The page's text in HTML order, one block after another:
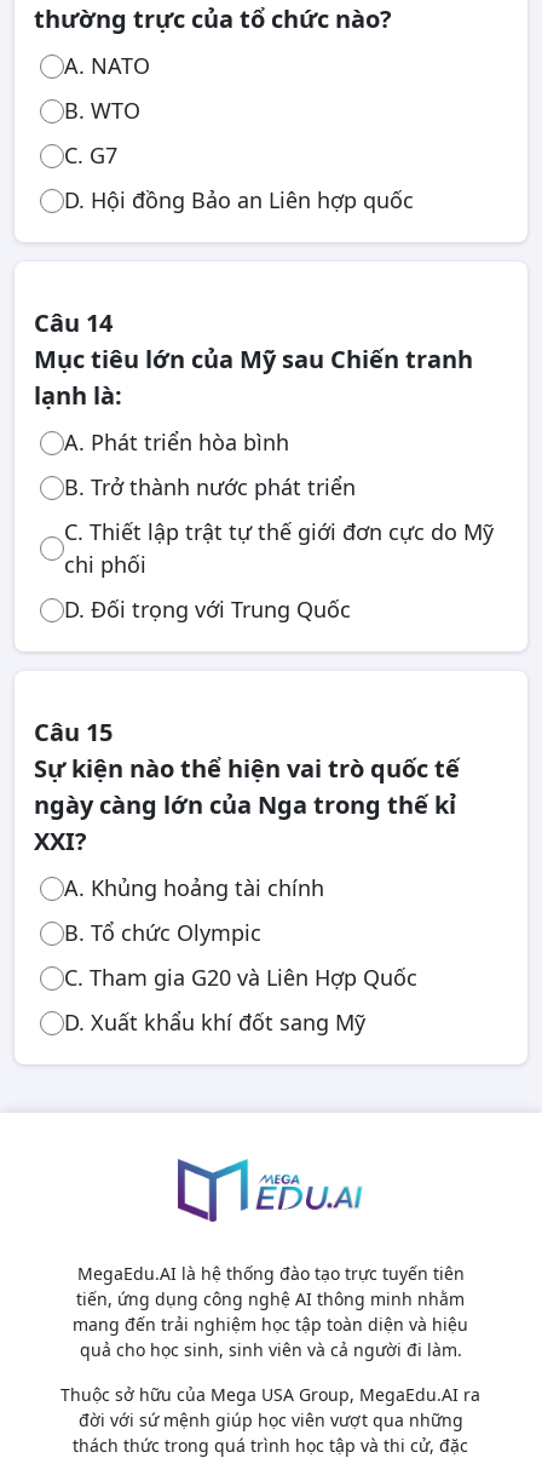
thường trực của tổ chức nào?
A. NATO
B. WTO
C. G7
D. Hội đồng Bảo an Liên hợp quốc
Câu 14
Mục tiêu lớn của Mỹ sau Chiến tranh
lạnh là:
A. Phát triển hòa bình
B. Trở thành nước phát triển
C. Thiết lập trật tự thế giới đơn cực do Mỹ
chi phối
D. Đối trọng với Trung Quốc
Câu 15
Sự kiện nào thể hiện vai trò quốc tế
ngày càng lớn của Nga trong thế kỉ
XXI?
A. Khủng hoảng tài chính
B. Tổ chức Olympic
C. Tham gia G20 và Liên Hợp Quốc
D. Xuất khẩu khí đốt sang Mỹ
MegaEdu.AI là hệ thống đào tạo trực tuyến tiên
tiến, ứng dụng công nghệ AI thông minh nhằm
mang đến trải nghiệm học tập toàn diện và hiệu
quả cho học sinh, sinh viên và cả người đi làm.
Thuộc sở hữu của Mega USA Group, MegaEdu.AI ra
đời với sứ mệnh giúp học viên vượt qua những
thách thức trong quá trình học tập và thi cử, đặc